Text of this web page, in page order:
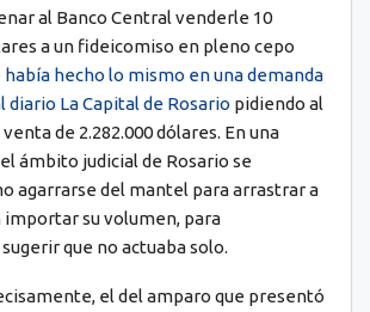
al Banco Central venderle 10
a un fideicomiso en pleno cepo
había hecho lo mismo en una demanda
diario La Capital de Rosario pidiendo al
de 2.282.000 dólares. En una
ámbito judicial de Rosario se
agarrarse del mantel para arrastrar a
importar su volumen, para
que no actuaba solo.
el del amparo que presentó